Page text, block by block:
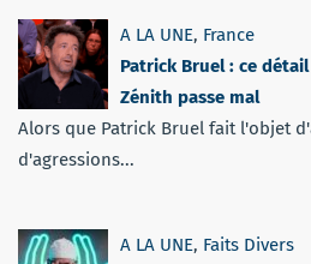
A LA UNE, France
Patrick Bruel : ce
Zénith passe mal
Alors que Patrick Bruel fait l'objet
d'agressions...
A LA UNE, Faits Divers